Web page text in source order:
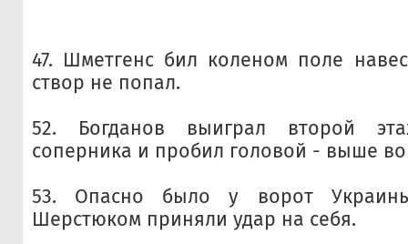
47. Шметгенс бил коленом поле
створ не попал.
52. Богданов выиграл второй
соперника и пробил головой - выше
53. Опасно было у ворот
Шерстюком приняли удар на себя.